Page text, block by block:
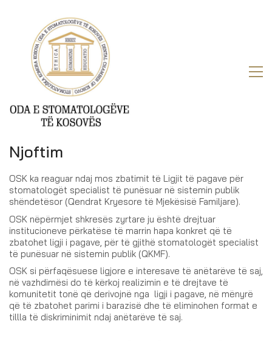
Njoftim
OSK ka reaguar ndaj mos zbatimit të Ligjit të pagave për
stomatologët specialist të punësuar në sistemin publik
shëndetësor (Qendrat Kryesore të Mjekësisë Familjare).
OSK nëpërmjet shkresës zyrtare ju është drejtuar
institucioneve përkatëse të marrin hapa konkret që të
zbatohet ligji i pagave, për të gjithë stomatologët specialist
të punësuar në sistemin publik (QKMF).
OSK si përfaqësuese ligjore e interesave të anëtarëve të saj,
në vazhdimësi do të kërkoj realizimin e të drejtave të
komunitetit tonë që derivojnë nga ligji i pagave, në mënyrë
që të zbatohet parimi i barazisë dhe të eliminohen format e
tillla të diskriminimit ndaj anëtarëve të saj.